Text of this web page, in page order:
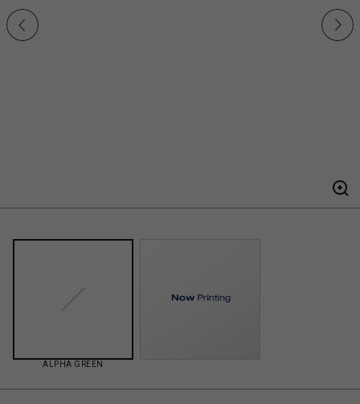
ALPHA GREEN